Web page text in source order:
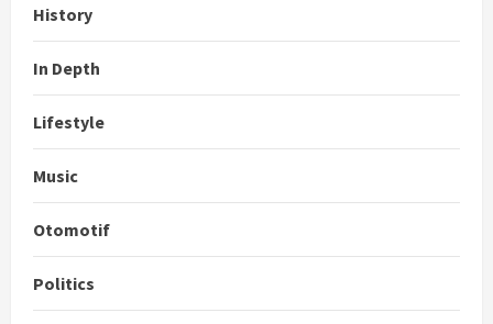
History
In Depth
Lifestyle
Music
Otomotif
Politics